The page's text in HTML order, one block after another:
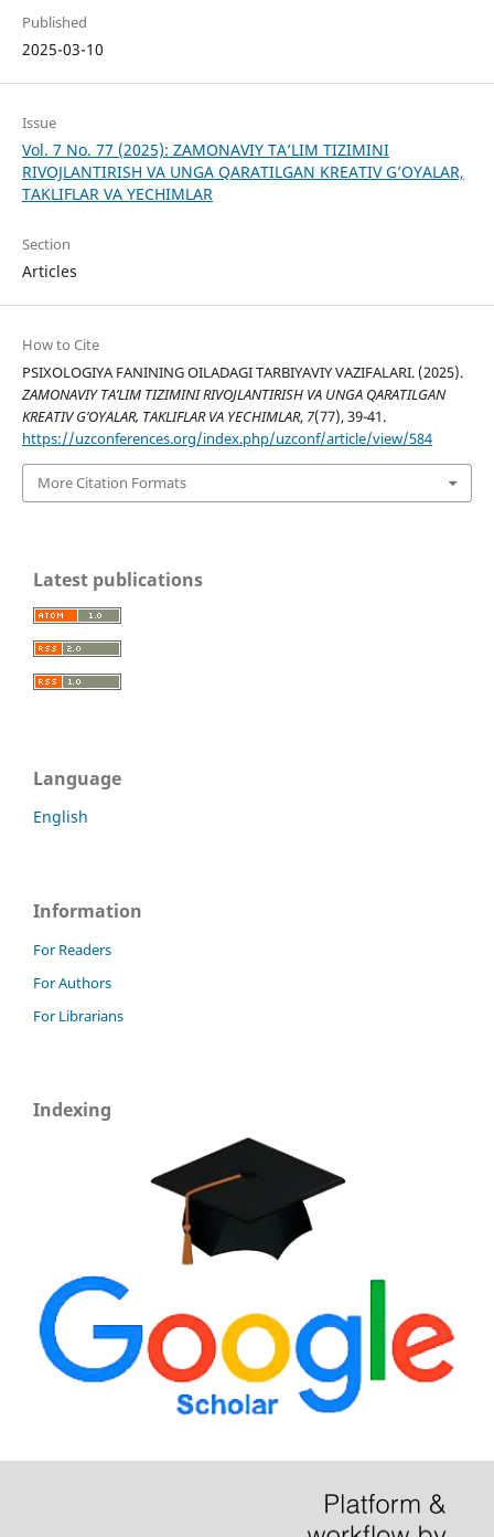
Published
2025-03-10
Issue
Vol. 7 No. 77 (2025): ZAMONAVIY TA’LIM TIZIMINI
RIVOJLANTIRISH VA UNGA QARATILGAN KREATIV G’OYALAR,
TAKLIFLAR VA YECHIMLAR
Section
Articles
How to Cite
PSIXOLOGIYA FANINING OILADAGI TARBIYAVIY VAZIFALARI. (2025).
ZAMONAVIY TA’LIM TIZIMINI RIVOJLANTIRISH VA UNGA QARATILGAN
KREATIV G’OYALAR, TAKLIFLAR VA YECHIMLAR, 7(77), 39-41.
https://uzconferences.org/index.php/uzconf/article/view/584
More Citation Formats
Latest publications
Language
English
Information
For Readers
For Authors
For Librarians
Indexing